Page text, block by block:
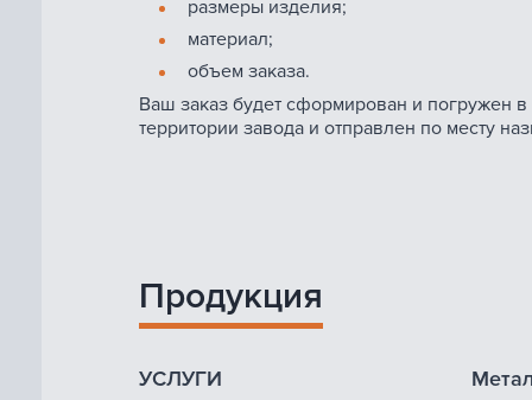
размеры изделия;
материал;
объем заказа.
Ваш заказ будет сформирован и погружен
территории завода и отправлен по месту
Продукция
УСЛУГИ